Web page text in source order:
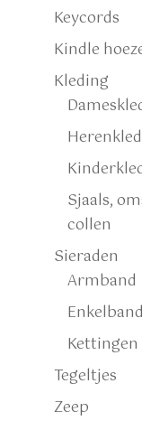
Keycords
Kindle
Kleding
Sjaals,
collen
Sieraden
Armband
Kettingen
Tegeltjes
Zeep